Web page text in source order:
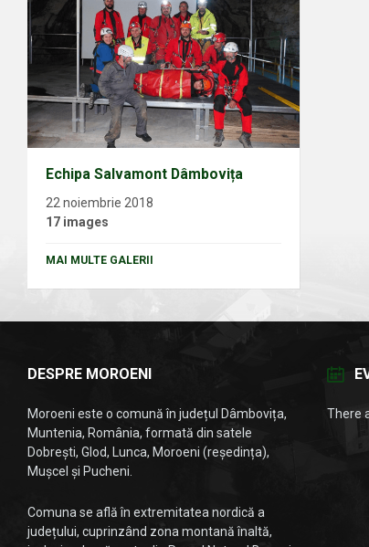
Echipa Salvamont Dâmbovița
22 noiembrie 2018
17 images
MAI MULTE GALERII
DESPRE MOROENI
Moroeni este o comună în județul Dâmbovița,
Muntenia, România, formată din satele
Dobrești, Glod, Lunca, Moroeni (reședința),
Mușcel și Pucheni.
Comuna se află în extremitatea nordică a
județului, cuprinzând zona montană înaltă,
There